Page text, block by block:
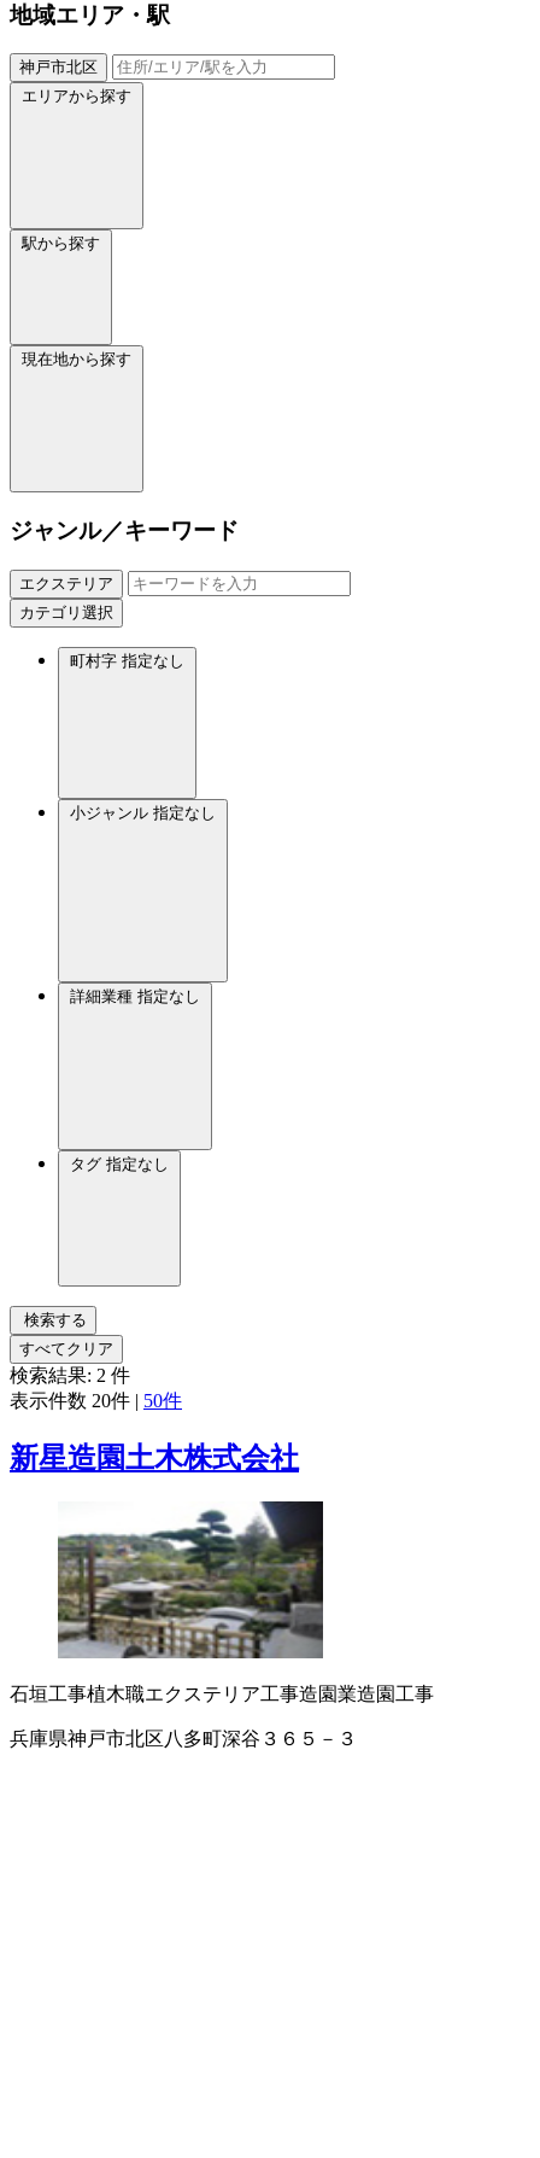
地域エリア・駅
神戸市北区
エリアから探す
駅から探す
現在地から探す
ジャンル／キーワード
エクステリア
カテゴリ選択
町村字 指定なし
小ジャンル 指定なし
詳細業種 指定なし
タグ 指定なし
検索する
すべてクリア
検索結果: 2 件
表示件数 20件 | 50件
新星造園土木株式会社
石垣工事植木職エクステリア工事造園業造園工事
兵庫県神戸市北区八多町深谷３６５－３